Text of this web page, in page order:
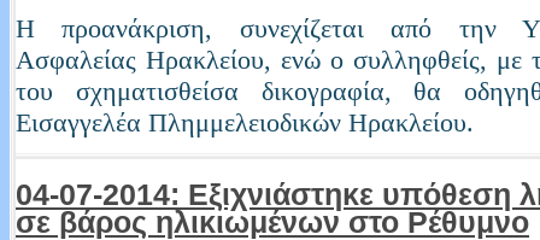
Η προανάκριση, συνεχίζεται από την
Ασφαλείας Ηρακλείου, ενώ ο συλληφθείς, με
του σχηματισθείσα δικογραφία, θα
Εισαγγελέα Πλημμελειοδικών Ηρακλείου.
04-07-2014: Εξιχνιάστηκε υπόθεση
σε βάρος ηλικιωμένων στο Ρέθυμνο